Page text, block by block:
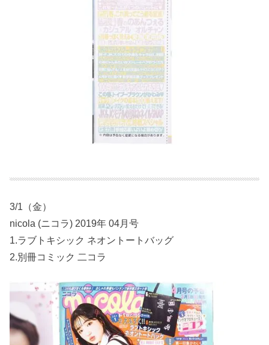
3/1（金）
nicola (ニコラ) 2019年 04月号
1.ラブトキシック ネオントートバッグ
2.別冊コミック 二コラ